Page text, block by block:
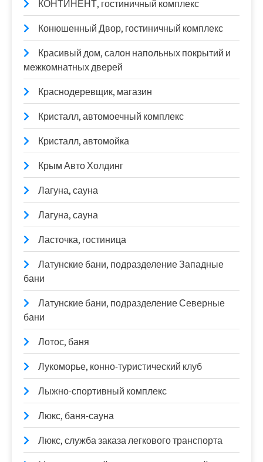
КОНТИНЕНТ, гостиничный комплекс
Конюшенный Двор, гостиничный комплекс
Красивый дом, салон напольных покрытий и
межкомнатных дверей
Краснодеревщик, магазин
Кристалл, автомоечный комплекс
Кристалл, автомойка
Крым Авто Холдинг
Лагуна, сауна
Лагуна, сауна
Ласточка, гостиница
Латунские бани, подразделение Западные
бани
Латунские бани, подразделение Северные
бани
Лотос, баня
Лукоморье, конно-туристический клуб
Лыжно-спортивный комплекс
Люкс, баня-сауна
Люкс, служба заказа легкового транспорта